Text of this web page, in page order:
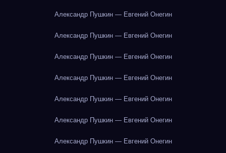
Александр Пушкин — Евгений Онегин
Александр Пушкин — Евгений Онегин
Александр Пушкин — Евгений Онегин
Александр Пушкин — Евгений Онегин
Александр Пушкин — Евгений Онегин
Александр Пушкин — Евгений Онегин
Александр Пушкин — Евгений Онегин